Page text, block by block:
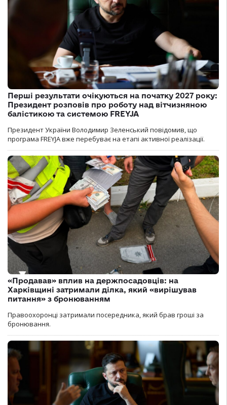
Перші результати очікуються на початку 2027 року:
Президент розповів про роботу над вітчизняною
балістикою та системою FREYJA
Президент України Володимир Зеленський повідомив, що
програма FREYJA вже перебуває на етапі активної реалізації.
«Продавав» вплив на держпосадовців: на
Харківщині затримали ділка, який «вирішував
питання» з бронюванням
Правоохоронці затримали посередника, який брав гроші за
бронювання.